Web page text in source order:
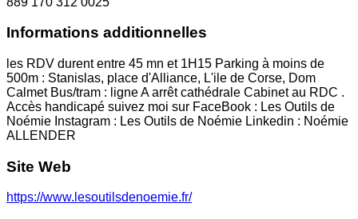
Informations additionnelles
les RDV durent entre 45 mn et 1H15 Parking à moins de
500m : Stanislas, place d'Alliance, L'ile de Corse, Dom
Calmet Bus/tram : ligne A arrêt cathédrale Cabinet au RDC .
Accès handicapé suivez moi sur FaceBook : Les Outils de
Noémie Instagram : Les Outils de Noémie Linkedin : Noémie
ALLENDER
Site Web
https://www.lesoutilsdenoemie.fr/